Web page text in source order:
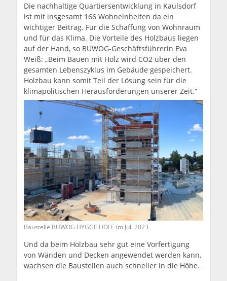
Die nachhaltige Quartiersentwicklung in Kaulsdorf
ist mit insgesamt 166 Wohneinheiten da ein
wichtiger Beitrag. Für die Schaffung von Wohnraum
und für das Klima. Die Vorteile des Holzbaus liegen
auf der Hand, so BUWOG-Geschäftsführerin Eva
Weiß: „Beim Bauen mit Holz wird CO2 über den
gesamten Lebenszyklus im Gebäude gespeichert.
Holzbau kann somit Teil der Lösung sein für die
klimapolitischen Herausforderungen unserer Zeit.“
Baustelle BUWOG HYGGE HÖFE im Juli 2023
Und da beim Holzbau sehr gut eine Vorfertigung
von Wänden und Decken angewendet werden kann,
wachsen die Baustellen auch schneller in die Höhe.